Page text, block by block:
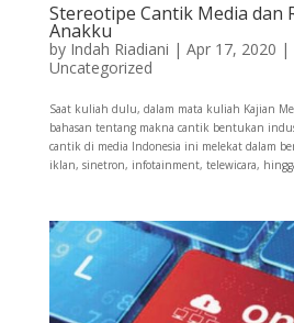
Stereotipe Cantik Media dan
Anakku
by Indah Riadiani | Apr 17, 2020 |
Uncategorized
Saat kuliah dulu, dalam mata kuliah Kajian
bahasan tentang makna cantik bentukan
cantik di media Indonesia ini melekat dalam
iklan, sinetron, infotainment, telewicara,